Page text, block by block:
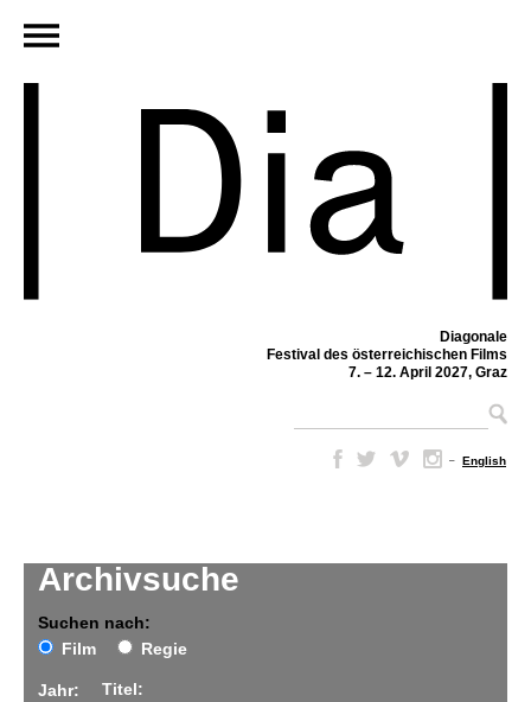
Diagonale
Festival des österreichischen Films
7. – 12. April 2027, Graz
– English
Archivsuche
Suchen nach:
Film
Regie
Jahr: Titel: